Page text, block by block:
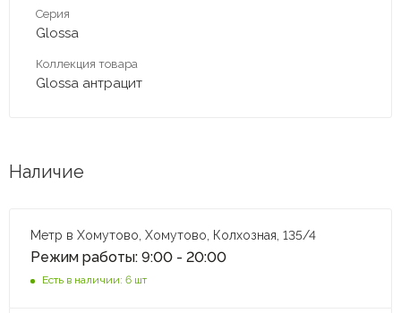
Серия
Glossa
Коллекция товара
Glossa антрацит
Наличие
Метр в Хомутово, Хомутово, Колхозная, 135/4
Режим работы: 9:00 - 20:00
Есть в наличии: 6 шт